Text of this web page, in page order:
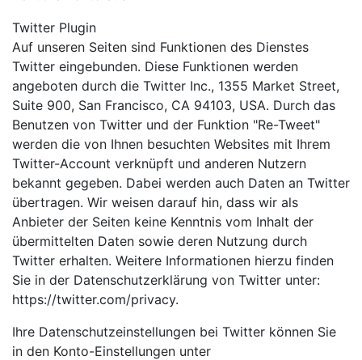
Twitter Plugin
Auf unseren Seiten sind Funktionen des Dienstes
Twitter eingebunden. Diese Funktionen werden
angeboten durch die Twitter Inc., 1355 Market Street,
Suite 900, San Francisco, CA 94103, USA. Durch das
Benutzen von Twitter und der Funktion "Re-Tweet"
werden die von Ihnen besuchten Websites mit Ihrem
Twitter-Account verknüpft und anderen Nutzern
bekannt gegeben. Dabei werden auch Daten an Twitter
übertragen. Wir weisen darauf hin, dass wir als
Anbieter der Seiten keine Kenntnis vom Inhalt der
übermittelten Daten sowie deren Nutzung durch
Twitter erhalten. Weitere Informationen hierzu finden
Sie in der Datenschutzerklärung von Twitter unter:
https://twitter.com/privacy.
Ihre Datenschutzeinstellungen bei Twitter können Sie
in den Konto-Einstellungen unter